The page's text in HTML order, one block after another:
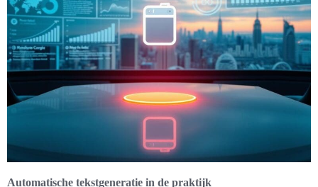
Automatische tekstgeneratie in de praktijk